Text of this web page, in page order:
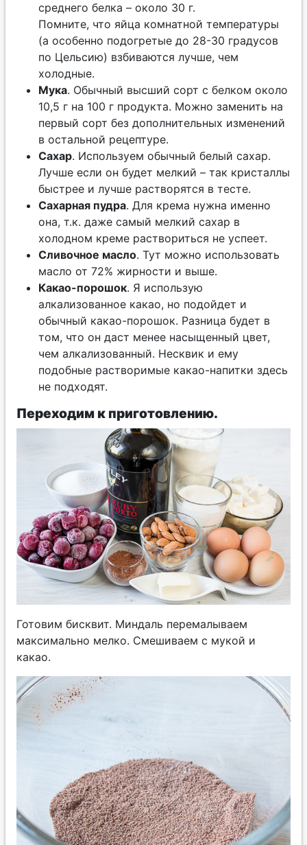
среднего белка – около 30 г.
Помните, что яйца комнатной температуры
(а особенно подогретые до 28-30 градусов
по Цельсию) взбиваются лучше, чем
холодные.
Мука. Обычный высший сорт с белком около
10,5 г на 100 г продукта. Можно заменить на
первый сорт без дополнительных изменений
в остальной рецептуре.
Сахар. Используем обычный белый сахар.
Лучше если он будет мелкий – так кристаллы
быстрее и лучше растворятся в тесте.
Сахарная пудра. Для крема нужна именно
она, т.к. даже самый мелкий сахар в
холодном креме раствориться не успеет.
Сливочное масло. Тут можно использовать
масло от 72% жирности и выше.
Какао-порошок. Я использую
алкализованное какао, но подойдет и
обычный какао-порошок. Разница будет в
том, что он даст менее насыщенный цвет,
чем алкализованный. Несквик и ему
подобные растворимые какао-напитки здесь
не подходят.
Переходим к приготовлению.
Готовим бисквит. Миндаль перемалываем
максимально мелко. Смешиваем с мукой и
какао.